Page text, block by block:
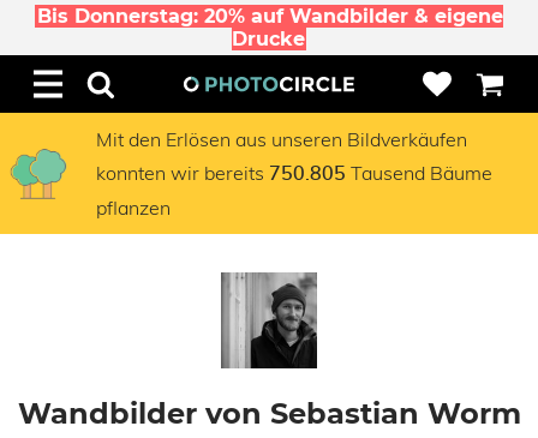
Bis Donnerstag: 20% auf Wandbilder & eigene
Drucke
Mit den Erlösen aus unseren Bildverkäufen
konnten wir bereits 750.805 Tausend Bäume
pflanzen
Wandbilder von Sebastian Worm